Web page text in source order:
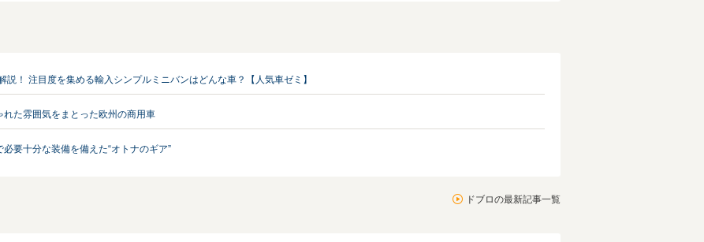
！ 注目度を集める輸入シンプルミニバンはどんな車？【人気車ゼミ】
れた雰囲気をまとった欧州の商用車
要十分な装備を備えた“オトナのギア”
ドブロの最新記事一覧